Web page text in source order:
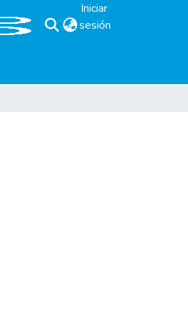
Iniciar
sesión